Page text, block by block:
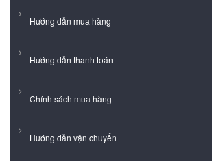
Hướng dẫn mua hàng
Hướng dẫn thanh toán
Chính sách mua hàng
Hướng dẫn vận chuyển